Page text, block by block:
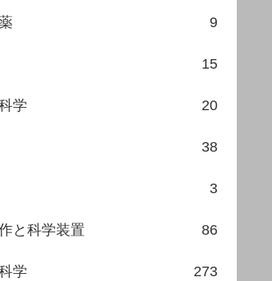
9
15
学 20
38
3
と科学装置 86
学 273